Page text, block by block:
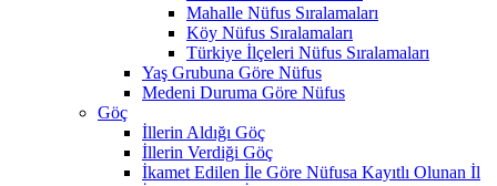
Mahalle Nüfus Sıralamaları
Köy Nüfus Sıralamaları
Türkiye İlçeleri Nüfus Sıralamaları
Yaş Grubuna Göre Nüfus
Medeni Duruma Göre Nüfus
Göç
İllerin Aldığı Göç
İllerin Verdiği Göç
İkamet Edilen İle Göre Nüfusa Kayıtlı Olunan İl